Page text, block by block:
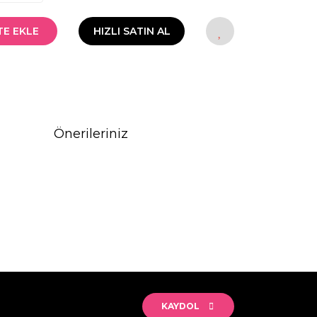
EKLE HIZLI SATIN AL
Önerileriniz
KAYDOL